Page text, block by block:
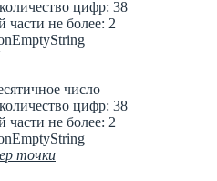
цифр: 38
не более: 2
число
цифр: 38
не более: 2
точки